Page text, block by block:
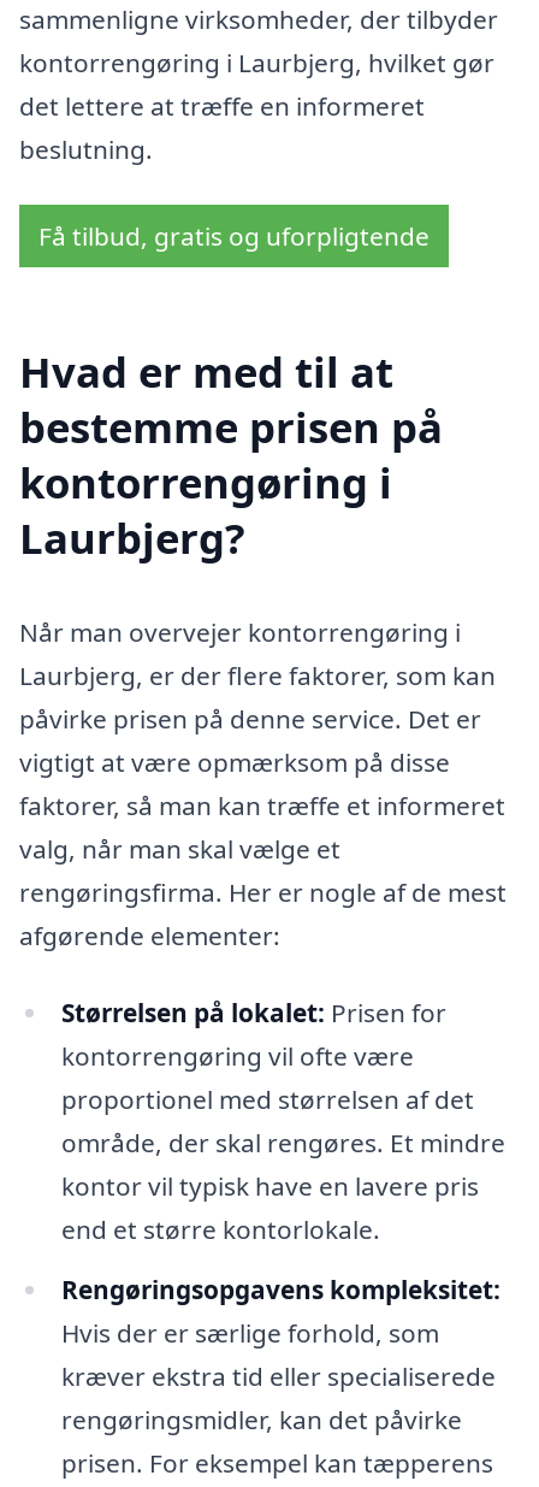
sammenligne virksomheder, der tilbyder
kontorrengøring i Laurbjerg, hvilket gør
det lettere at træffe en informeret
beslutning.
Få tilbud, gratis og uforpligtende
Hvad er med til at
bestemme prisen på
kontorrengøring i
Laurbjerg?
Når man overvejer kontorrengøring i
Laurbjerg, er der flere faktorer, som kan
påvirke prisen på denne service. Det er
vigtigt at være opmærksom på disse
faktorer, så man kan træffe et informeret
valg, når man skal vælge et
rengøringsfirma. Her er nogle af de mest
afgørende elementer:
Størrelsen på lokalet: Prisen for
kontorrengøring vil ofte være
proportionel med størrelsen af det
område, der skal rengøres. Et mindre
kontor vil typisk have en lavere pris
end et større kontorlokale.
Rengøringsopgavens kompleksitet:
Hvis der er særlige forhold, som
kræver ekstra tid eller specialiserede
rengøringsmidler, kan det påvirke
prisen. For eksempel kan tæpperens